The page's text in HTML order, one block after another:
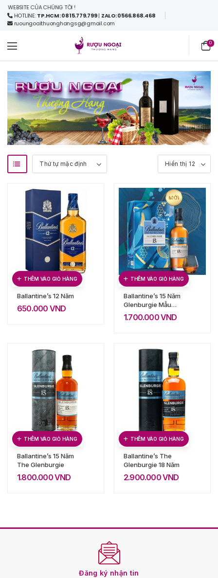
CỦA CHÚNG TÔI !
HOTLINE:TP.HCM: 0815.779.799| ZALO: 0566.868.468
ruoungoaithuonghangsg@gmail.com
0
THÊM VÀO GIỎ HÀNG
Ballantine’s 12 Năm
650.000 VND
THÊM VÀO GIỎ HÀNG
Ballantine’s 15 Năm
Glenburgie Mẫu
Mới
1.700.000VND
THÊM VÀO GIỎ HÀNG
Ballantine’s 15 Năm
The Glenburgie
1.800.000VND
THÊM VÀO GIỎ HÀNG
Ballantine’s The
Glenburgie 18 Năm
2.900.000VND
Đăng ký nhận tin